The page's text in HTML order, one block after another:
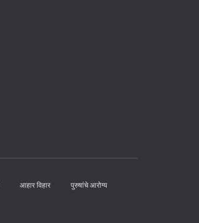
आहार विहार पुरुषांचे आरोग्य